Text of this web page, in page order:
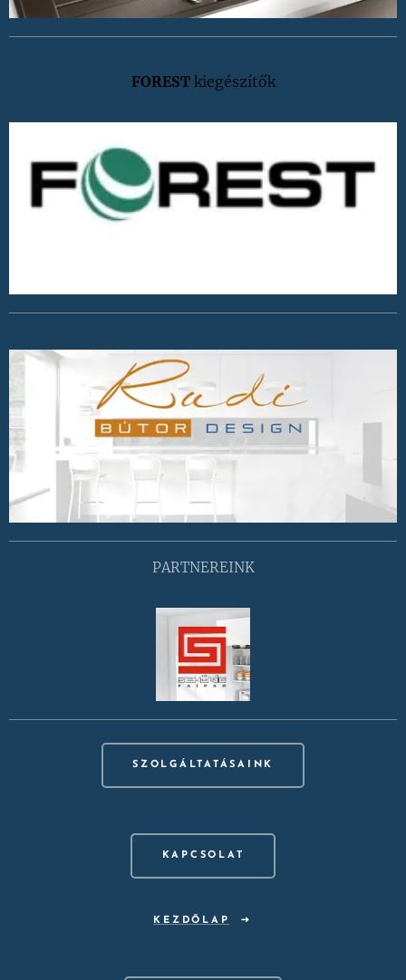
FOREST kiegészítők
PARTNEREINK
SZOLGÁLTATÁSAINK
KAPCSOLAT
KEZDŐLAP